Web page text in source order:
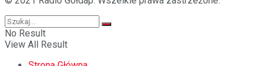
No Result
View All Result